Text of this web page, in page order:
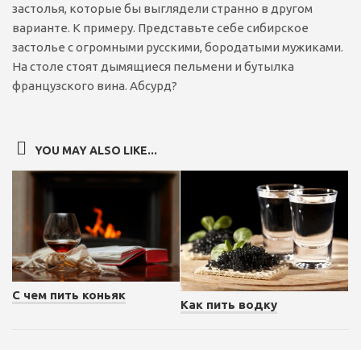
застолья, которые бы выглядели странно в другом
варианте. К примеру. Представьте себе сибирское
застолье с огромными русскими, бородатыми мужиками.
На столе стоят дымящиеся пельмени и бутылка
французского вина. Абсурд?
YOU MAY ALSO LIKE...
С чем пить коньяк
Как пить водку